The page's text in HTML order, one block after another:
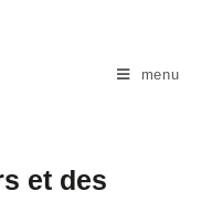
menu
et des